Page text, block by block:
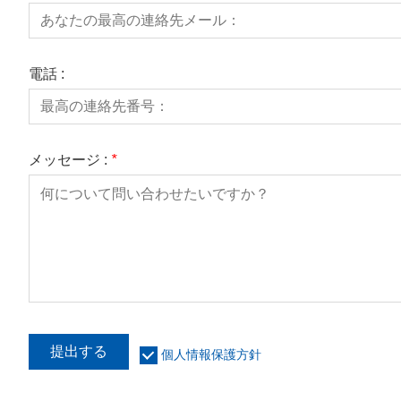
電話 :
メッセージ : *
提出する 個人情報保護方針